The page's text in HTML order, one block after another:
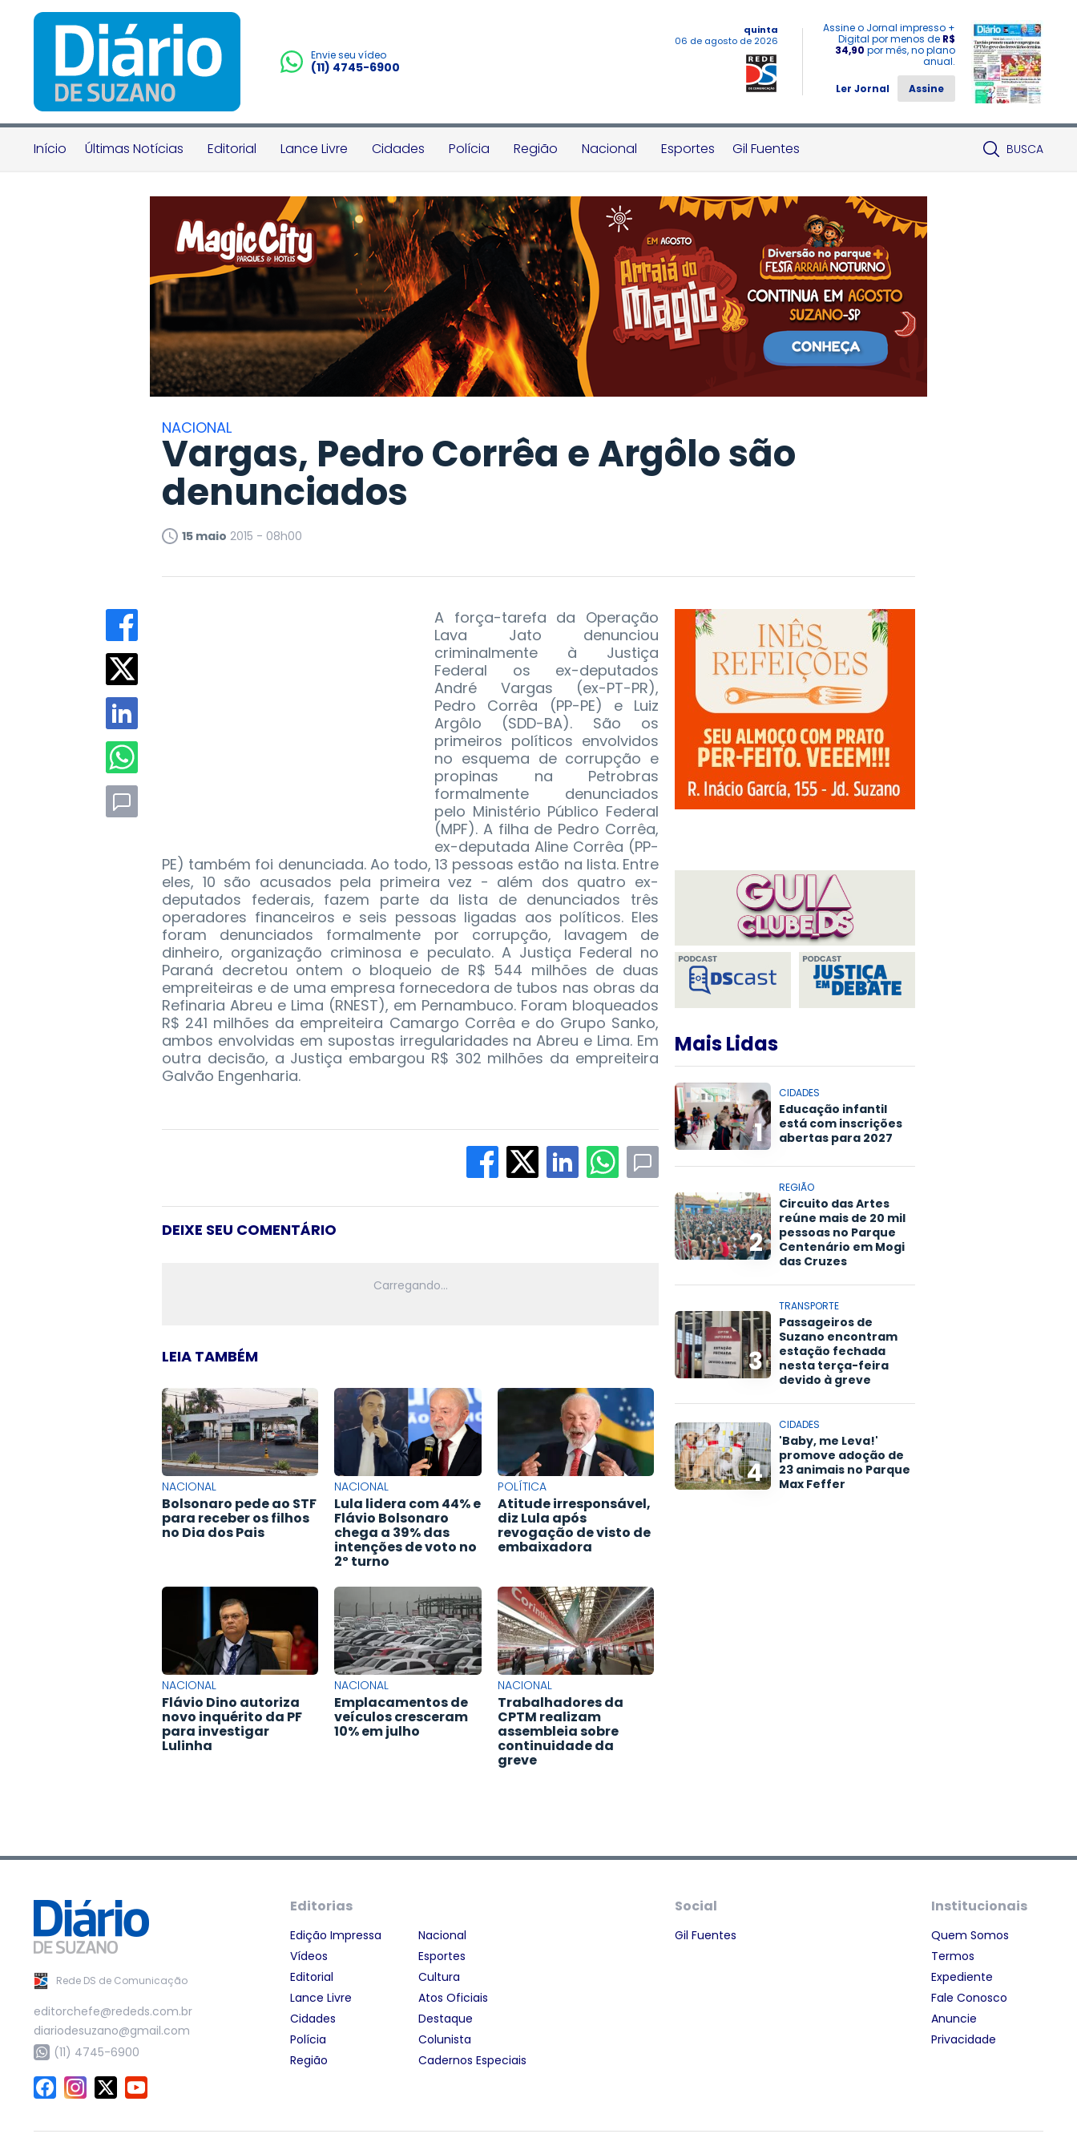
Envie seu vídeo
(11) 4745-6900
quinta
06 de agosto de 2026
Assine o Jornal impresso +
Digital por menos de R$
34,90 por mês, no plano
anual.
Ler Jornal
Assine
Início Últimas Notícias Editorial Lance Livre Cidades Polícia Região Nacional Esportes Gil Fuentes BUSCA
NACIONAL
Vargas, Pedro Corrêa e Argôlo são
denunciados
15 maio 2015 - 08h00
A força-tarefa da Operação
Lava Jato denunciou
criminalmente à Justiça
Federal os ex-deputados
André Vargas (ex-PT-PR),
Pedro Corrêa (PP-PE) e Luiz
Argôlo (SDD-BA). São os
primeiros políticos envolvidos
no esquema de corrupção e
propinas na Petrobras
formalmente denunciados
pelo Ministério Público Federal
(MPF). A filha de Pedro Corrêa,
ex-deputada Aline Corrêa (PP-
PE) também foi denunciada. Ao todo, 13 pessoas estão na lista. Entre
eles, 10 são acusados pela primeira vez - além dos quatro ex-
deputados federais, fazem parte da lista de denunciados três
operadores financeiros e seis pessoas ligadas aos políticos. Eles
foram denunciados formalmente por corrupção, lavagem de
dinheiro, organização criminosa e peculato. A Justiça Federal no
Paraná decretou ontem o bloqueio de R$ 544 milhões de duas
empreiteiras e de uma empresa fornecedora de tubos nas obras da
Refinaria Abreu e Lima (RNEST), em Pernambuco. Foram bloqueados
R$ 241 milhões da empreiteira Camargo Corrêa e do Grupo Sanko,
ambos envolvidas em supostas irregularidades na Abreu e Lima. Em
outra decisão, a Justiça embargou R$ 302 milhões da empreiteira
Galvão Engenharia.
DEIXE SEU COMENTÁRIO
LEIA TAMBÉM
NACIONAL
Bolsonaro pede ao STF
para receber os filhos
no Dia dos Pais
NACIONAL
Lula lidera com 44% e
Flávio Bolsonaro
chega a 39% das
intenções de voto no
2º turno
POLÍTICA
Atitude irresponsável,
diz Lula após
revogação de visto de
embaixadora
NACIONAL
Flávio Dino autoriza
novo inquérito da PF
para investigar
Lulinha
NACIONAL
Emplacamentos de
veículos cresceram
10% em julho
NACIONAL
Trabalhadores da
CPTM realizam
assembleia sobre
continuidade da
greve
Mais Lidas
1
CIDADES
Educação infantil
está com inscrições
abertas para 2027
2
REGIÃO
Circuito das Artes
reúne mais de 20 mil
pessoas no Parque
Centenário em Mogi
das Cruzes
3
TRANSPORTE
Passageiros de
Suzano encontram
estação fechada
nesta terça-feira
devido à greve
4
CIDADES
'Baby, me Leva!'
promove adoção de
23 animais no Parque
Max Feffer
Rede DS de Comunicação
editorchefe@rededs.com.br
diariodesuzano@gmail.com
(11) 4745-6900
Editorias
Edição Impressa
Vídeos
Editorial
Lance Livre
Cidades
Polícia
Região
Nacional
Esportes
Cultura
Atos Oficiais
Destaque
Colunista
Cadernos Especiais
Social
Gil Fuentes
Institucionais
Quem Somos
Termos
Expediente
Fale Conosco
Anuncie
Privacidade